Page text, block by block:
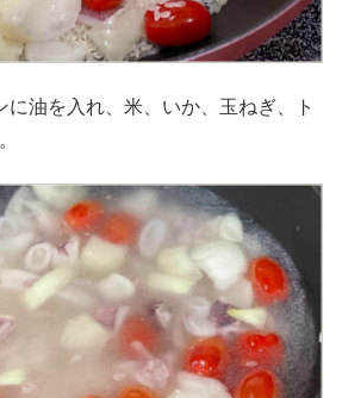
に油を入れ、米、いか、玉ねぎ、ト